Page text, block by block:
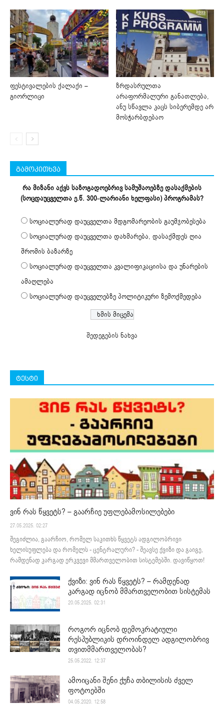
ფესტივალების ქალაქი –
გიორლიცი
ზრდასრულთა
არაფორმალური განათლება,
ანუ სწავლა კაცს სიბერემდე არ
მოსჭარბდებაო
გამოკითხვა
რა მიზანი აქვს საზოგადოებრივ სამუშაოებზე დასაქმების
(სოცდაუცველთა ე.წ. 300-ლარიანი ხელფასი) პროგრამას?
სოციალურად დაუცველთა მდგომარეობის გაუმჯობესება
სოციალურად დაუცველთა დახმარება, დასაქმდეს ღია
შრომის ბაზარზე
სოციალურად დაუცველთა კვალიფიკაციისა და უნარების
ამაღლება
სოციალურად დაუცველებზე პოლიტიკური ზემოქმედება
შედეგების ნახვა
ტესტი
ვინ რას წყვეტს? – გაარჩიე უფლებამოსილებები
27.05.2025. 02:27
შეგიძლია, გაარჩიო, რომელ საკითხს წყვეტს ადგილობრივი
ხელისუფლება და რომელს - ცენტრალური? - შეავსე ქვიზი და გაიგე,
რამდენად კარგად ერკვევი მმართველობით სისტემებში. დავიწყოთ!
ქვიზი: ვინ რას წყვეტს? – რამდენად
კარგად იცნობ მმართველობით სისტემას
20.05.2025. 02:31
როგორ იცნობ დემოკრატიული
რესპუბლიკის დროინდელ ადგილობრივ
თვითმმართველობას?
25.05.2022. 12:37
ამოიცანი შენი ქუჩა თბილისის ძველ
ფოტოებში
04.05.2020. 12:58